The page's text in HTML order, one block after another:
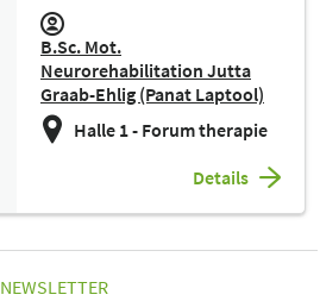
B.Sc. Mot.
Neurorehabilitation Jutta
Graab-Ehlig (Panat Laptool)
Halle 1 - Forum therapie
Details
NEWSLETTER